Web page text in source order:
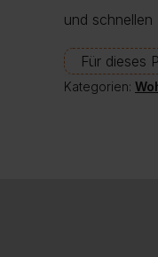
und
Für dieses
Kategorien: